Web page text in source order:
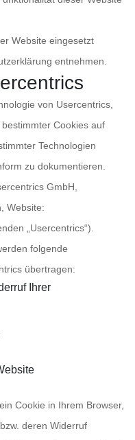
Website eingesetzt
entnehmen.
von Usercentrics,
Cookies auf
Technologien
zu dokumentieren.
GmbH,
Website:
„Usercentrics“).
folgende
übertragen:
Ihrer
Cookie in Ihrem Browser,
deren Widerruf